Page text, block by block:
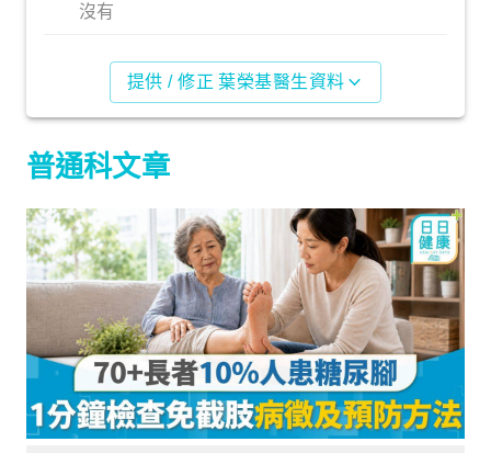
沒有
提供 / 修正 葉榮基醫生資料
普通科文章